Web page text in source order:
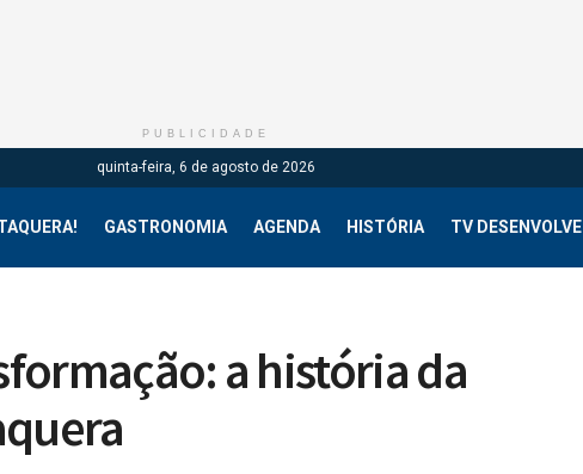
PUBLICIDADE
quinta-feira, 6 de agosto de 2026
GASTRONOMIA AGENDA HISTÓRIA TV DESENVOLVE
a história da